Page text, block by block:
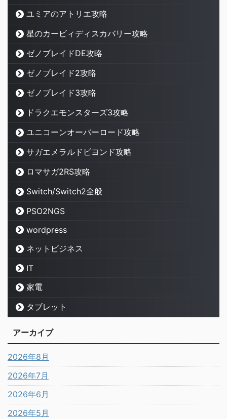
ユミアのアトリエ攻略
星のカービィディスカバリー攻略
ゼノブレイドDE攻略
ゼノブレイド2攻略
ゼノブレイド3攻略
ドラクエモンスターズ3攻略
ユニコーンオーバーロード攻略
サガエメラルドビヨンド攻略
ロマサガ2RS攻略
Switch/Switch2全般
PSO2NGS
wordpress
ネットビジネス
IT
家電
タブレット
アーカイブ
2026年8月
2026年7月
2026年6月
2026年5月